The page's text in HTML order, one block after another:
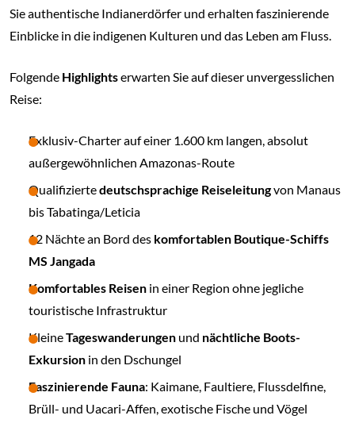
Sie authentische Indianerdörfer und erhalten faszinierende
Einblicke in die indigenen Kulturen und das Leben am Fluss.
Folgende Highlightserwarten Sie auf dieser unvergesslichen
Reise:
Exklusiv-Charter auf einer 1.600 km langen, absolut
außergewöhnlichen Amazonas-Route
Qualifiziertedeutschsprachige Reiseleitungvon Manaus
bis Tabatinga/Leticia
12 Nächte an Bord des komfortablen Boutique-Schiffs
MS Jangada
Komfortables Reisen in einer Region ohne jegliche
touristische Infrastruktur
KleineTageswanderungen und nächtliche Boots-
Exkursion in den Dschungel
Faszinierende Fauna: Kaimane, Faultiere, Flussdelfine,
Brüll- und Uacari-Affen, exotische Fische und Vögel